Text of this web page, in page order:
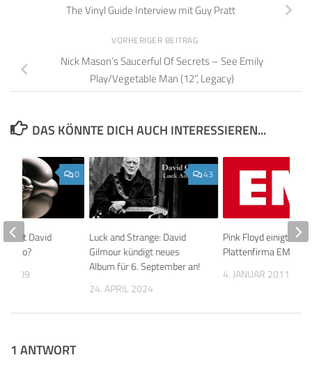
The Vinyl Guide Interview mit Guy Pratt
VORHERIGER BEITRAG
Nick Mason’s Saucerful Of Secrets – See Emily
Play/Vegetable Man (12”, Legacy)
DAS KÖNNTE DICH AUCH INTERESSIEREN...
43
Luck and Strange: David
Gilmour kündigt neues
Album für 6. September an!
24. APRIL 2024
Pink Floyd einigt sich
Plattenfirma EMI
4. JANUAR 2011
0
mit David
2009
1 ANTWORT